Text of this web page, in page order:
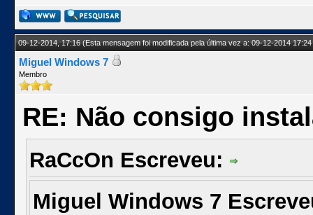
09-12-2014, 17:16(Esta mensagem foi modificada pela última vez a: 09-12-2014
Miguel Windows 7
Membro
RE: Não consigo
RaCcOn Escreveu:
Miguel Windows 7